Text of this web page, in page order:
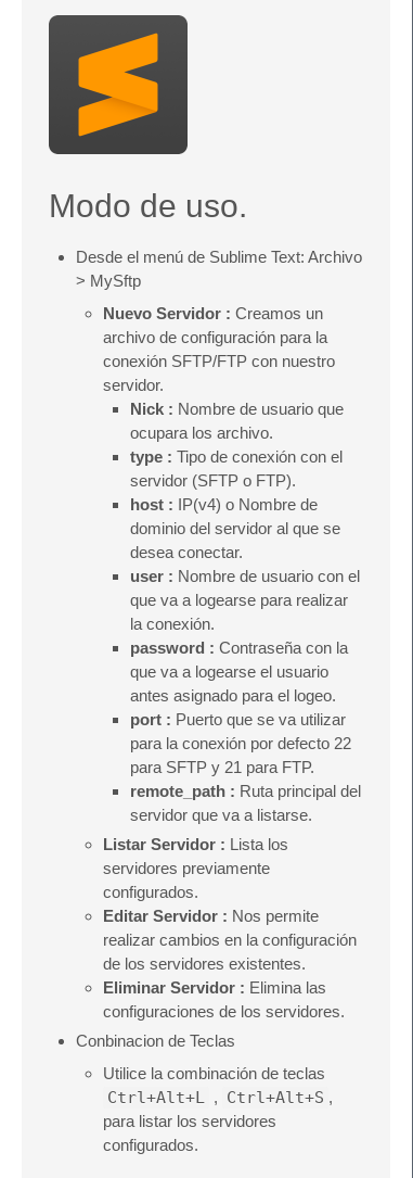
Modo de uso.
Desde el menú de Sublime Text: Archivo
> MySftp
Nuevo Servidor : Creamos un
archivo de configuración para la
conexión SFTP/FTP con nuestro
servidor.
Nick : Nombre de usuario que
ocupara los archivo.
type : Tipo de conexión con el
servidor (SFTP o FTP).
host : IP(v4) o Nombre de
dominio del servidor al que se
desea conectar.
user : Nombre de usuario con el
que va a logearse para realizar
la conexión.
password : Contraseña con la
que va a logearse el usuario
antes asignado para el logeo.
port : Puerto que se va utilizar
para la conexión por defecto 22
para SFTP y 21 para FTP.
remote_path : Ruta principal del
servidor que va a listarse.
Listar Servidor : Lista los
servidores previamente
configurados.
Editar Servidor : Nos permite
realizar cambios en la configuración
de los servidores existentes.
Eliminar Servidor : Elimina las
configuraciones de los servidores.
Conbinacion de Teclas
Utilice la combinación de teclas
Ctrl+Alt+L , Ctrl+Alt+S ,
para listar los servidores
configurados.